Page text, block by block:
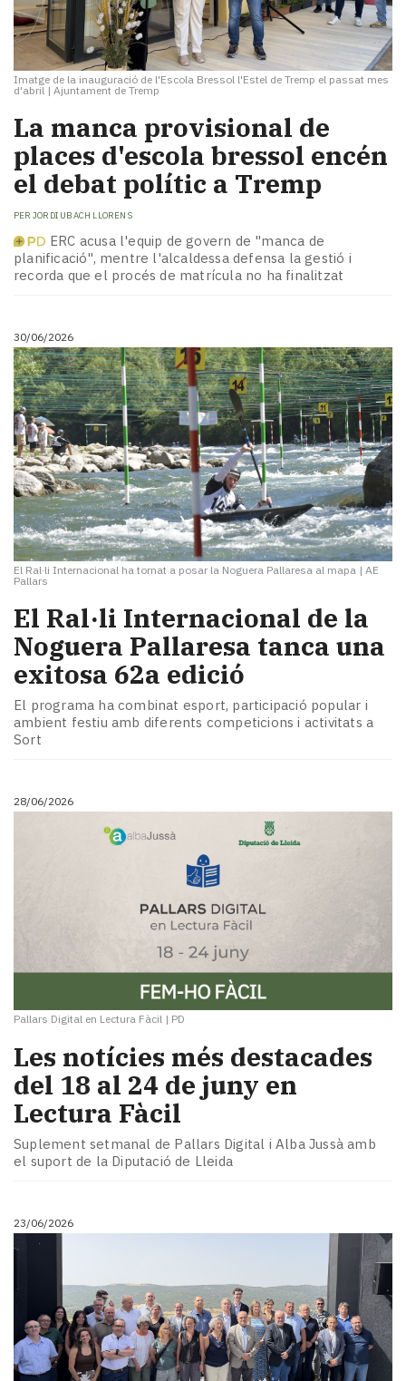
Imatge de la inauguració de l'Escola Bressol l'Estel de Tremp el passat mes
d'abril | Ajuntament de Tremp
La manca provisional de
places d'escola bressol encén
el debat polític a Tremp
PER JORDI UBACH LLORENS
ERC acusa l'equip de govern de "manca de
planificació", mentre l'alcaldessa defensa la gestió i
recorda que el procés de matrícula no ha finalitzat
30/06/2026
El Ral·li Internacional ha tornat a posar la Noguera Pallaresa al mapa | AE
Pallars
El Ral·li Internacional de la
Noguera Pallaresa tanca una
exitosa 62a edició
El programa ha combinat esport, participació popular i
ambient festiu amb diferents competicions i activitats a
Sort
28/06/2026
Pallars Digital en Lectura Fàcil | PD
Les notícies més destacades
del 18 al 24 de juny en
Lectura Fàcil
Suplement setmanal de Pallars Digital i Alba Jussà amb
el suport de la Diputació de Lleida
23/06/2026